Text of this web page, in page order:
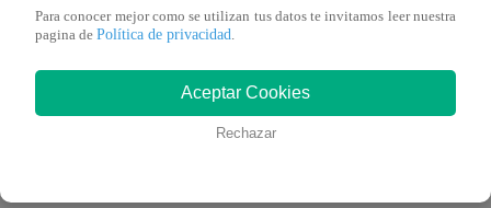
todas las herramientas adecuadas para hacer frente a las
comenta Mateo Cuadras, Head de Expansión de Maple
Para conocer mejor como se utilizan tus datos te invitamos leer nuestra
pagina de Política de privacidad.
Aceptar Cookies
Rechazar